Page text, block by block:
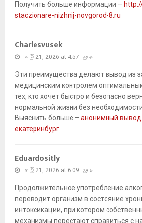
Получить больше информации –
staczionare-nizhnij-novgorod-8.ru
Charlesvusek
ဧပြီ 21, 2026 at 4:57 ညနေ
Эти преимущества делают вывод из
медицинским контролем
тех, кто хочет быстро и безопасно
нормальной жизни без
Выяснить больше – анонимный вывод
екатеринбург
Eduardositly
ဧပြီ 21, 2026 at 6:09 ညနေ
Продолжительное употребление
переводит организм в состояние
интоксикации, при котором
механизмы перестают справиться с